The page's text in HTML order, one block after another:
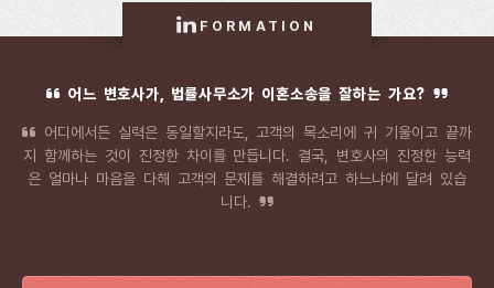
FORMATION
어느 변호사가, 법률사무소가 이혼소송을 잘하는 가요?
어디에서든 실력은 동일할지라도, 고객의 목소리에 귀 기울이고 끝까
지 함께하는 것이 진정한 차이를 만듭니다. 결국, 변호사의 진정한 능력
은 얼마나 마음을 다해 고객의 문제를 해결하려고 하느냐에 달려 있습
니다.